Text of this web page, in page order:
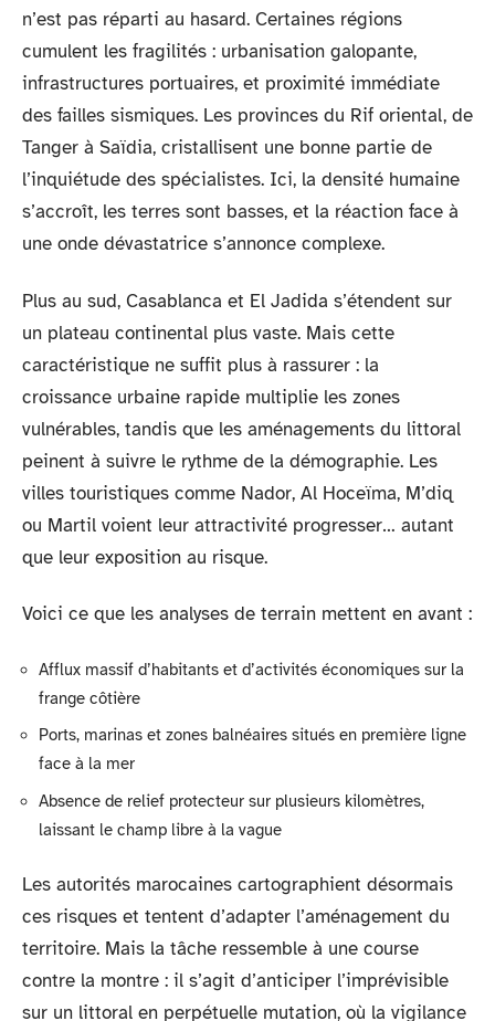
n’est pas réparti au hasard. Certaines régions
cumulent les fragilités : urbanisation galopante,
infrastructures portuaires, et proximité immédiate
des failles sismiques. Les provinces du Rif oriental, de
Tanger à Saïdia, cristallisent une bonne partie de
l’inquiétude des spécialistes. Ici, la densité humaine
s’accroît, les terres sont basses, et la réaction face à
une onde dévastatrice s’annonce complexe.
Plus au sud, Casablanca et El Jadida s’étendent sur
un plateau continental plus vaste. Mais cette
caractéristique ne suffit plus à rassurer : la
croissance urbaine rapide multiplie les zones
vulnérables, tandis que les aménagements du littoral
peinent à suivre le rythme de la démographie. Les
villes touristiques comme Nador, Al Hoceïma, M’diq
ou Martil voient leur attractivité progresser… autant
que leur exposition au risque.
Voici ce que les analyses de terrain mettent en avant :
Afflux massif d’habitants et d’activités économiques sur la
frange côtière
Ports, marinas et zones balnéaires situés en première ligne
face à la mer
Absence de relief protecteur sur plusieurs kilomètres,
laissant le champ libre à la vague
Les autorités marocaines cartographient désormais
ces risques et tentent d’adapter l’aménagement du
territoire. Mais la tâche ressemble à une course
contre la montre : il s’agit d’anticiper l’imprévisible
sur un littoral en perpétuelle mutation, où la vigilance